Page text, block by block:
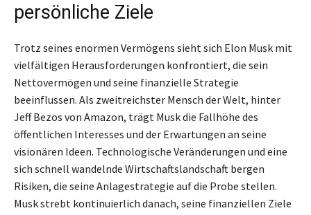
persönliche Ziele
Trotz seines enormen Vermögens sieht sich Elon Musk mit
vielfältigen Herausforderungen konfrontiert, die sein
Nettovermögen und seine finanzielle Strategie
beeinflussen. Als zweitreichster Mensch der Welt, hinter
Jeff Bezos von Amazon, trägt Musk die Fallhöhe des
öffentlichen Interesses und der Erwartungen an seine
visionären Ideen. Technologische Veränderungen und eine
sich schnell wandelnde Wirtschaftslandschaft bergen
Risiken, die seine Anlagestrategie auf die Probe stellen.
Musk strebt kontinuierlich danach, seine finanziellen Ziele